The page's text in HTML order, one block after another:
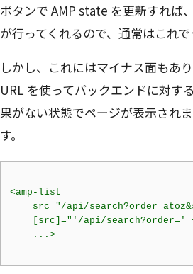
ボタンで AMP state を更新すれば
が行ってくれるので、通常はこれで
しかし、これにはマイナス面もあ
URL を使ってバックエンドに対す
果がない状態でページが表示され
す。
<amp-list
src="/api/
    [
src]="'/api/
... >